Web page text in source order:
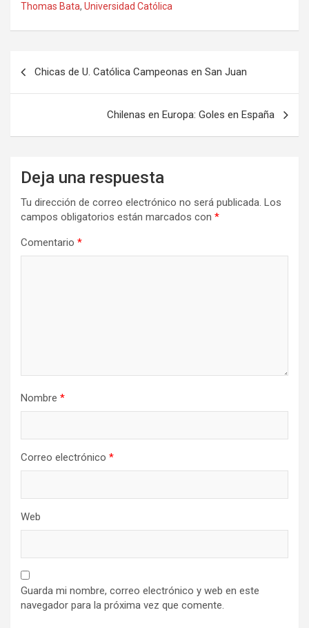
Thomas Bata, Universidad Católica
Chicas de U. Católica Campeonas en San Juan
Chilenas en Europa: Goles en España
Deja una respuesta
Tu dirección de correo electrónico no será publicada. Los
campos obligatorios están marcados con *
Comentario *
Nombre *
Correo electrónico *
Web
Guarda mi nombre, correo electrónico y web en este
navegador para la próxima vez que comente.